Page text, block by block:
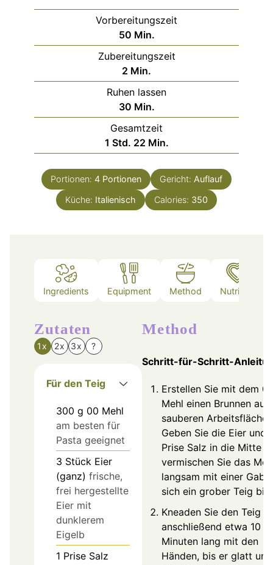
Vorbereitungszeit
50Minuten
Min.
Zubereitungszeit
2 Minuten
Min.
Ruhen lassen
30Minuten
Min.
Gesamtzeit
1 Stunde
Std. 22Minuten
Min.
Portionen: 4 Portionen Gericht: Auflauf
Küche: Italienisch Calories: 350
Ingredients Equipment Method Nutrition
Zutaten
1x 2x 3x ?
Für den Teig
300 g 00 Mehl
am besten für
Pasta geeignet
3 Stück Eier
(ganz) frische,
frei hergestellte
Eier mit
dunklerem
Eigelb
1 Prise Salz
Method
Schritt-für-Schritt-
Erstellen Sie mit dem
Mehl einen Brunnen auf
sauberen Arbeitsfläche.
Geben Sie die Eier und
Prise Salz in die Mitte
vermischen Sie das
langsam mit einer
sich ein grober Teig
Kneaden Sie den Teig
anschließend etwa 10
Minuten lang mit den
Händen, bis er glatt und